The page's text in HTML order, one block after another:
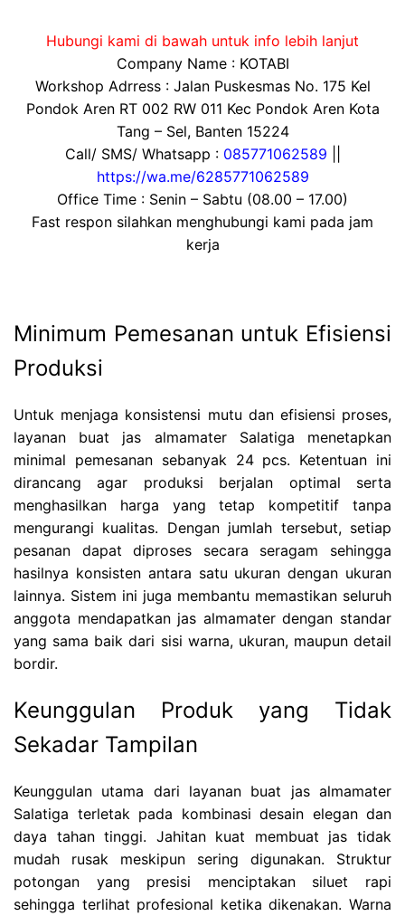
Hubungi kami di bawah untuk info lebih lanjut
Company Name : KOTABI
Workshop Adrress : Jalan Puskesmas No. 175 Kel
Pondok Aren RT 002 RW 011 Kec Pondok Aren Kota
Tang – Sel, Banten 15224
Call/ SMS/ Whatsapp : 085771062589
https://wa.me/6285771062589
Office Time : Senin – Sabtu (08.00 – 17.00)
Fast respon silahkan menghubungi kami pada jam
kerja
Minimum Pemesanan untuk Efisiensi
Produksi
Untuk menjaga konsistensi mutu dan efisiensi proses,
layanan buat jas almamater Salatiga menetapkan
minimal pemesanan sebanyak 24 pcs. Ketentuan ini
dirancang agar produksi berjalan optimal serta
menghasilkan harga yang tetap kompetitif tanpa
mengurangi kualitas. Dengan jumlah tersebut, setiap
pesanan dapat diproses secara seragam sehingga
hasilnya konsisten antara satu ukuran dengan ukuran
lainnya. Sistem ini juga membantu memastikan seluruh
anggota mendapatkan jas almamater dengan standar
yang sama baik dari sisi warna, ukuran, maupun detail
bordir.
Keunggulan Produk yang Tidak
Sekadar Tampilan
Keunggulan utama dari layanan buat jas almamater
Salatiga terletak pada kombinasi desain elegan dan
daya tahan tinggi. Jahitan kuat membuat jas tidak
mudah rusak meskipun sering digunakan. Struktur
potongan yang presisi menciptakan siluet rapi
sehingga terlihat profesional ketika dikenakan. Warna